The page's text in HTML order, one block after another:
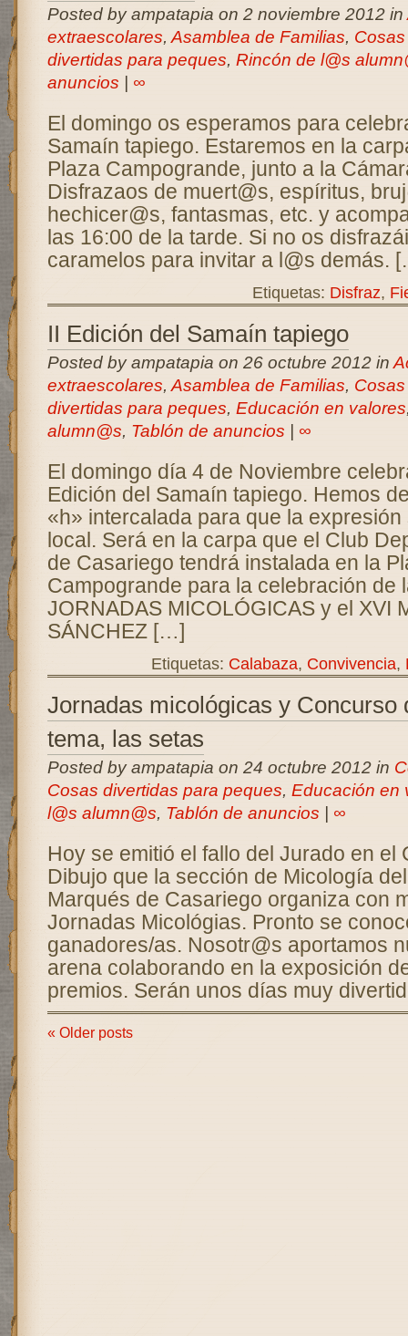
Posted by ampatapia on 2 noviembre 2012 in
extraescolares, Asamblea de Familias,
divertidas para peques, Rincón de l@s
anuncios
∞
El domingo os esperamos para
Samaín tapiego. Estaremos en la
Plaza Campogrande, junto a la
Disfrazaos de muert@s, espíritus,
hechicer@s, fantasmas, etc. y
las 16:00 de la tarde. Si no os
caramelos para invitar a l@s demás.
Etiquetas: Disfraz,
II Edición del Samaín tapiego
Posted by ampatapia on 26 octubre 2012 in
extraescolares, Asamblea de Familias,
divertidas para peques, Educación en valores
alumn@s, Tablón de anuncios ∞
El domingo día 4 de Noviembre
Edición del Samaín tapiego. Hemos
«h» intercalada para que la
local. Será en la carpa que el Club
de Casariego tendrá instalada en la
Campogrande para la celebración de
JORNADAS MICOLÓGICAS y el XVI
SÁNCHEZ […]
Etiquetas: Calabaza, Convivencia,
Jornadas micológicas y Concurso
tema, las setas
Posted by ampatapia on 24 octubre 2012 in
Cosas divertidas para peques, Educación en
l@s alumn@s, Tablón de anuncios ∞
Hoy se emitió el fallo del Jurado en el
Dibujo que la sección de Micología
Marqués de Casariego organiza con
Jornadas Micológias. Pronto se
ganadores/as. Nosotr@s aportamos
arena colaborando en la exposición
premios. Serán unos días muy
« Older posts